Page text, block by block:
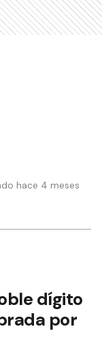
hace 4 meses
dígito
por